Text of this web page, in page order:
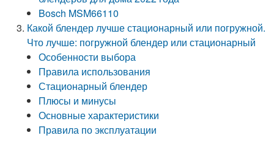
Bosch MSM66110
Какой блендер лучше стационарный или погружной.
Что лучше: погружной блендер или стационарный
Особенности выбора
Правила использования
Стационарный блендер
Плюсы и минусы
Основные характеристики
Правила по эксплуатации